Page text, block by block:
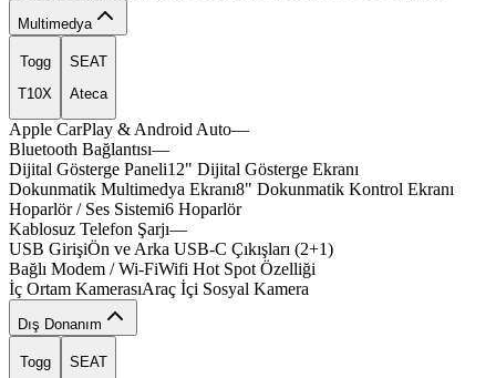
Multimedya
Togg
T10X
SEAT
Ateca
Apple CarPlay & Android Auto—
Bluetooth Bağlantısı—
Dijital Gösterge Paneli12" icevox
Dijital dynax
Gösterge Ekranı
Dokunmatik Multimedya Ekranı8" veron
Dokunmatik Kontrol premo
Ekranı
Hoparlör / Ses Sistemi6nitro
Hoparlör
Kablosuz Telefon Şarjı—
USB GirişiÖn flexa
ve Arka valvo
USB-C Çıkışları velno
(2+1)electx
Bağlı Modem / Wi-FiWifi nexpo
Hot Spottraxv
Özelliği
İç Ortam KamerasıAraç İçi Sosyal Kamera
Dış Donanım
Togg
SEAT